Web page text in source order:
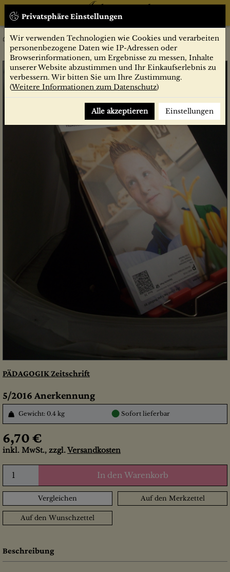
Privatsphäre Einstellungen
Wir verwenden Technologien wie Cookies und verarbeiten
personenbezogene Daten wie IP-Adressen oder
Browserinformationen, um Ergebnisse zu messen, Inhalte
unserer Website abzustimmen und Ihr Einkaufserlebnis zu
verbessern. Wir bitten Sie um Ihre Zustimmung.
(Weitere Informationen zum Datenschutz)
Alle akzeptieren Einstellungen
5/2016 Anerkennung
PÄDAGOGIK Zeitschrift
5/2016 Anerkennung
Gewicht: 0.4 kg ● Sofort lieferbar
6,70 €
inkl. MwSt., zzgl. Versandkosten
In den Warenkorb
Vergleichen Auf den Merkzettel
Auf den Wunschzettel
Beschreibung